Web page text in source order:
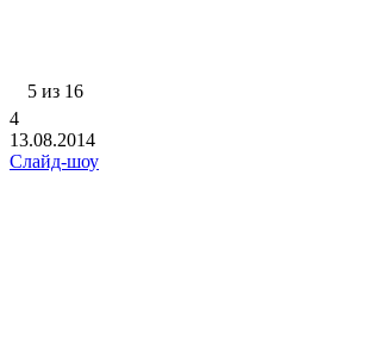
5 из 16
4
13.08.2014
Слайд-шоу